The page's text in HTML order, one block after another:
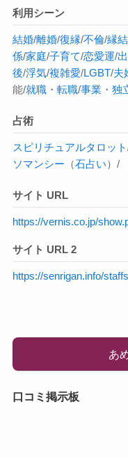
利用シーン
結婚/離婚/復縁/不倫/縁
係/家庭/子育て/恋愛運/
後/浮気/複雑愛/LGBT/夫
能/就職・ 転職/事業 ・ 独
占術
スピリチュアルタロット
ソマンシー （石占い）/
サイト URL
https://vernis.co.jp/
サイト URL 2
https://senrigan.info/
あ
口コミ掲示板